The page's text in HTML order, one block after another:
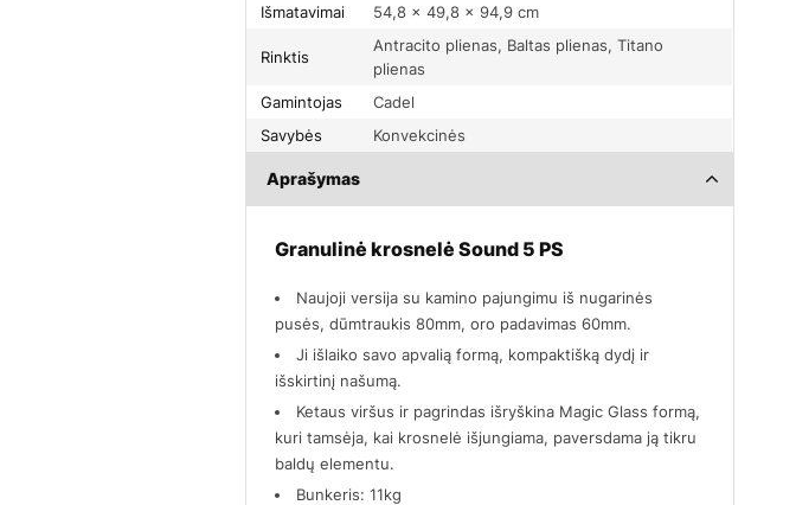
Išmatavimai
54,8 × 49,8 × 94,9 cm
Rinktis
Antracito plienas, Baltas plienas, Titano
plienas
Gamintojas
Cadel
Savybės
Konvekcinės
Aprašymas
Granulinė krosnelė Sound 5 PS
Naujoji versija su kamino pajungimu iš nugarinės
pusės, dūmtraukis 80mm, oro padavimas 60mm.
Ji išlaiko savo apvalią formą, kompaktišką dydį ir
išskirtinį našumą.
Ketaus viršus ir pagrindas išryškina Magic Glass formą,
kuri tamsėja, kai krosnelė išjungiama, paversdama ją tikru
baldų elementu.
Bunkeris: 11kg